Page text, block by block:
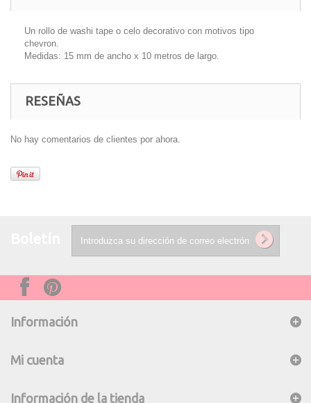
Un rollo de washi tape o celo decorativo con motivos tipo
chevron.
Medidas: 15 mm de ancho x 10 metros de largo.
RESEÑAS
No hay comentarios de clientes por ahora.
Información
Mi cuenta
Información de la tienda